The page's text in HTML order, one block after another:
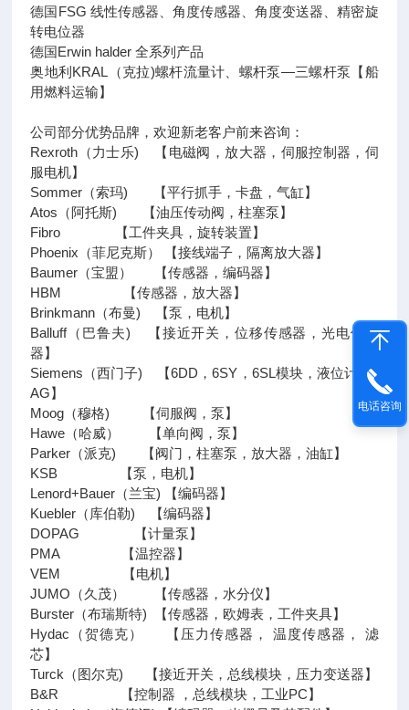
德国FSG 线性传感器、角度传感器、角度变送器、精密旋
转电位器
德国Erwin halder 全系列产品
奥地利KRAL（克拉)螺杆流量计、螺杆泵—三螺杆泵【船
用燃料运输】
公司部分优势品牌，欢迎新老客户前来咨询：
Rexroth（力士乐) 【电磁阀，放大器，伺服控制器，伺
服电机】
Sommer（索玛) 【平行抓手，卡盘，气缸】
Atos（阿托斯) 【油压传动阀，柱塞泵】
Fibro 【工件夹具，旋转装置】
Phoenix（菲尼克斯） 【接线端子，隔离放大器】
Baumer（宝盟） 【传感器，编码器】
HBM 【传感器，放大器】
Brinkmann（布曼) 【泵，电机】
Balluff（巴鲁夫) 【接近开关，位移传感器，光电传感
器】
Siemens（西门子) 【6DD，6SY，6SL模块，液位计，6
AG】
Moog（穆格) 【伺服阀，泵】
Hawe（哈威） 【单向阀，泵】
Parker（派克) 【阀门，柱塞泵，放大器，油缸】
KSB 【泵，电机】
Lenord+Bauer（兰宝) 【编码器】
Kuebler（库伯勒) 【编码器】
DOPAG 【计量泵】
PMA 【温控器】
VEM 【电机】
JUMO（久茂） 【传感器，水分仪】
Burster（布瑞斯特) 【传感器，欧姆表，工件夹具】
Hydac（贺德克） 【压力传感器， 温度传感器， 滤
芯】
Turck（图尔克) 【接近开关，总线模块，压力变送器】
B&R 【控制器 ，总线模块，工业PC】
电话咨询